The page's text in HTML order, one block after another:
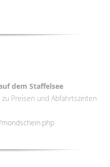
dem Staffelsee
Preisen und Abfahrtszeiten